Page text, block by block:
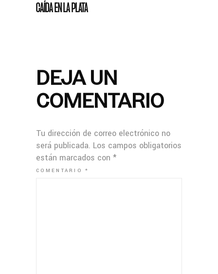
CAÍDA EN LA PLATA
DEJA UN
COMENTARIO
Tu dirección de correo electrónico no
será publicada. Los campos obligatorios
están marcados con *
COMENTARIO*